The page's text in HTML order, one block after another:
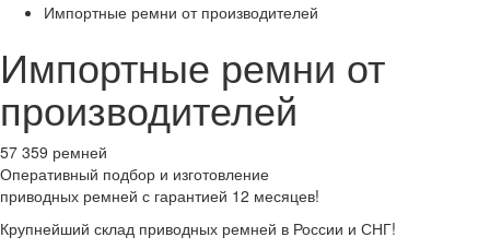
Импортные ремни от производителей
Импортные ремни от
производителей
57 359 ремней
Оперативный подбор и изготовление
приводных ремней с гарантией 12 месяцев!
Крупнейший склад приводных ремней в России и СНГ!